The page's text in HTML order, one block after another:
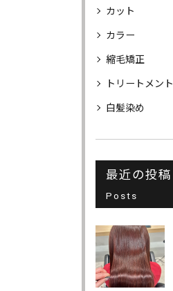
カット
カラー
縮毛矯正
トリートメント
白髪染め
最近の投稿
Posts